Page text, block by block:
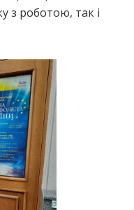
з роботою, так і